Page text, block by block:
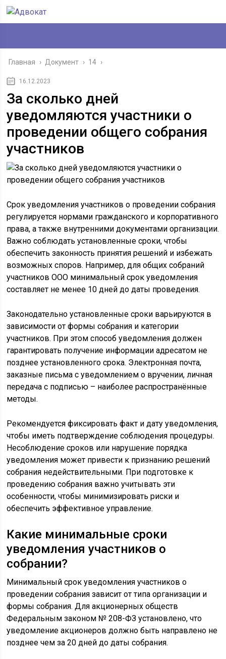
Главная › Документ › 14 ›
16.12.2023
За сколько дней
уведомляются участники о
проведении общего собрания
участников
Срок уведомления участников о проведении собрания
регулируется нормами гражданского и корпоративного
права, а также внутренними документами организации.
Важно соблюдать установленные сроки, чтобы
обеспечить законность принятия решений и избежать
возможных споров. Например, для общих собраний
участников ООО минимальный срок уведомления
составляет не менее 10 дней до даты проведения.
Законодательно установленные сроки варьируются в
зависимости от формы собрания и категории
участников. При этом способ уведомления должен
гарантировать получение информации адресатом не
позднее установленного срока. Электронная почта,
заказные письма с уведомлением о вручении, личная
передача с подписью – наиболее распространённые
методы.
Рекомендуется фиксировать факт и дату уведомления,
чтобы иметь подтверждение соблюдения процедуры.
Несоблюдение сроков или нарушение порядка
уведомления может привести к признанию решений
собрания недействительными. При подготовке к
проведению собрания важно учитывать эти
особенности, чтобы минимизировать риски и
обеспечить эффективное управление.
Какие минимальные сроки
уведомления участников о
собрании?
Минимальный срок уведомления участников о
проведении собрания зависит от типа организации и
формы собрания. Для акционерных обществ
Федеральным законом № 208-ФЗ установлено, что
уведомление акционеров должно быть направлено не
позднее чем за 20 дней до даты собрания.